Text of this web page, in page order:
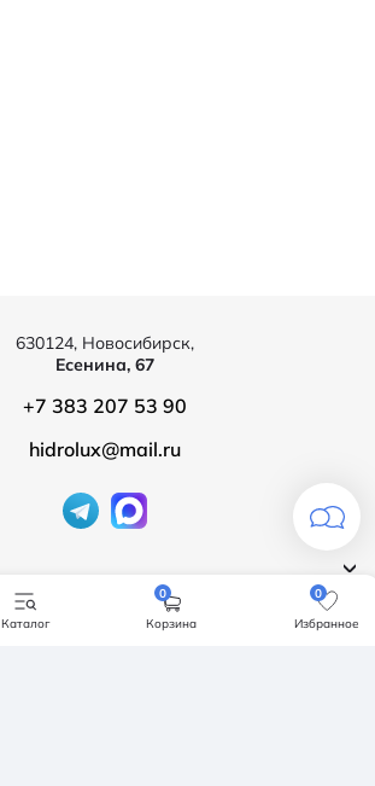
630124, Новосибирск,
Есенина, 67
+7 383 207 53 90
hidrolux@mail.ru
Каталог
0
Корзина
0
Избранное